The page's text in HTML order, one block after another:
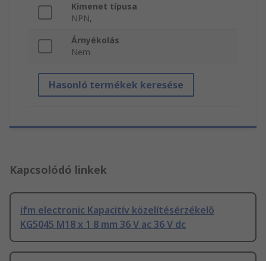
Kimenet típusa
NPN,
Árnyékolás
Nem
Hasonló termékek keresése
Kapcsolódó linkek
ifm electronic Kapacitív közelítésérzékelő
KG5045 M18 x 1 8 mm 36 V ac 36 V dc